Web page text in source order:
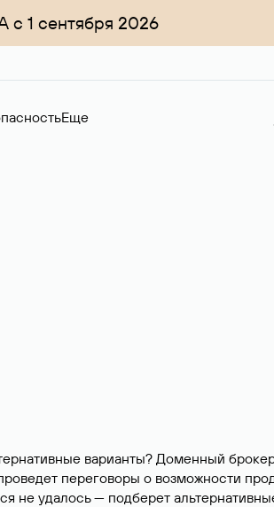
с 1 сентября 2026
Еще
варианты? Доменный
переговоры о возможности
не удалось — подберет